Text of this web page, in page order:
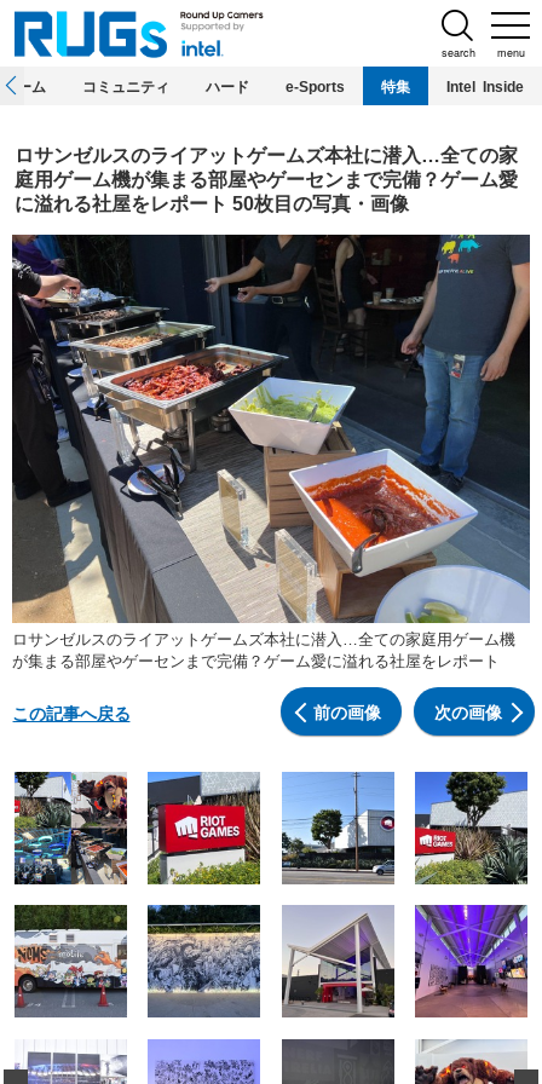
menu
search
ホーム コミュニティ ハード e-Sports 特集 Intel Inside
ロサンゼルスのライアットゲームズ本社に潜入…全ての家
庭用ゲーム機が集まる部屋やゲーセンまで完備？ゲーム愛
に溢れる社屋をレポート 50枚目の写真・画像
ロサンゼルスのライアットゲームズ本社に潜入…全ての家庭用ゲーム機
が集まる部屋やゲーセンまで完備？ゲーム愛に溢れる社屋をレポート
前の画像 次の画像
この記事へ戻る